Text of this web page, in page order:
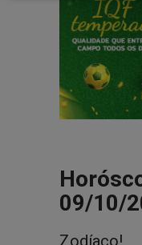
09/10/